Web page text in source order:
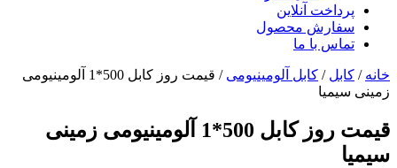
پرداخت آنلاین
سفارش محصول
تماس با ما
خانه / کابل / کابل آلومینیومی /
قیمت روز کابل 500*1 آلومینیومی
زمینی سیمیا
قیمت روز کابل 500*1 آلومینیومی زمینی
سیمیا